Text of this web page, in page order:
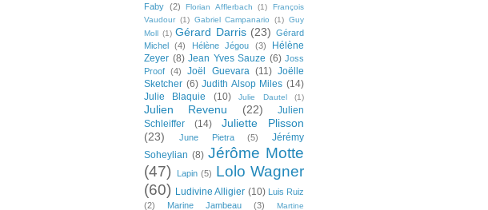
Faby (2) Florian Afflerbach (1)
François
Vaudour (1) Gabriel Campanario (1) Guy
Moll (1) Gérard Darris (23) Gérard
Michel
(4) Hélène Jégou (3)
Hélène
Zeyer (8) Jean Yves Sauze (6) Joss
Proof
(4) Joël Guevara (11) Joëlle
Sketcher (6) Judith Alsop Miles (14)
Julie Blaquie
(10) Julie Dautel (1)
Julien Revenu (22)
Julien
Schleiffer
(14)
Juliette Plisson
(23)
June Pietra (5)
Jérémy
Soheylian (8) Jérôme Motte
(47)
Lapin (5) Lolo Wagner
(60) Ludivine Alligier (10) Luis Ruiz
(2)
Marine Jambeau (3) Martine